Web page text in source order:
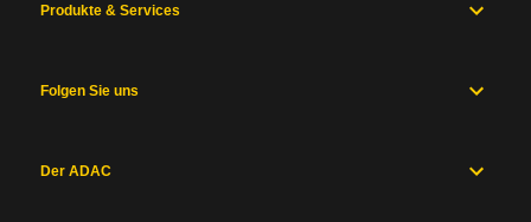
Produkte & Services
Folgen Sie uns
Der ADAC